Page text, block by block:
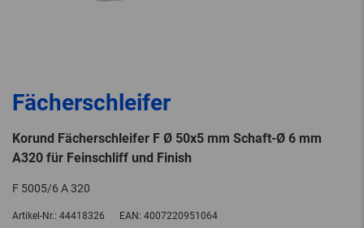
Fächerschleifer
Korund Fächerschleifer F Ø 50x5 mm Schaft-Ø 6 mm
A320 für Feinschliff und Finish
F 5005/6 A 320
Artikel-Nr.: 44418326 EAN: 4007220951064